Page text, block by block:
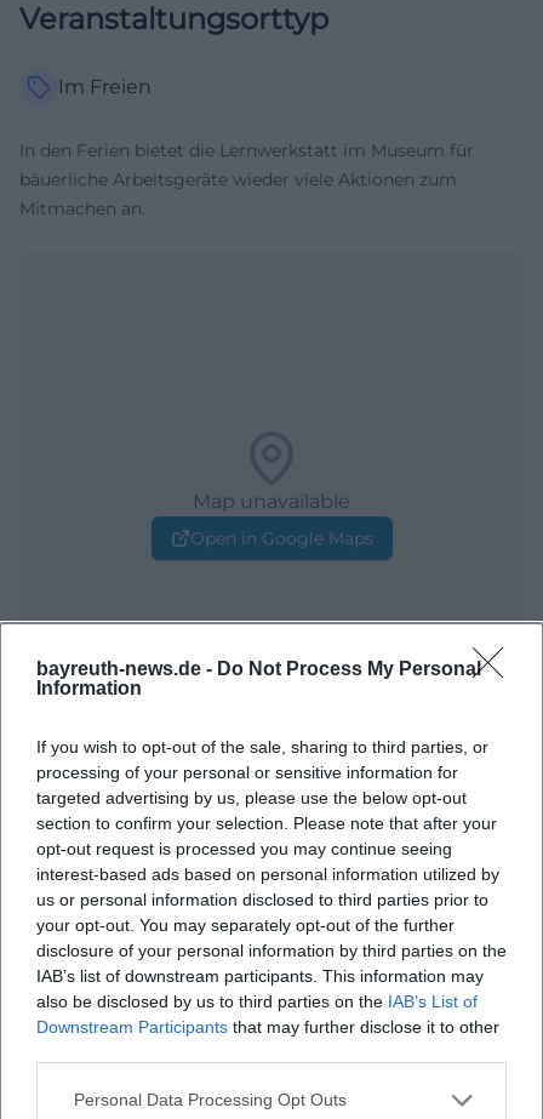
bayreuth-news.de - Do Not Process My Personal
Information
If you wish to opt-out of the sale, sharing to third parties, or
processing of your personal or sensitive information for
targeted advertising by us, please use the below opt-out
section to confirm your selection. Please note that after your
opt-out request is processed you may continue seeing
interest-based ads based on personal information utilized by
us or personal information disclosed to third parties prior to
your opt-out. You may separately opt-out of the further
disclosure of your personal information by third parties on the
IAB’s list of downstream participants. This information may
also be disclosed by us to third parties on the IAB’s List of
Downstream Participants that may further disclose it to other
Personal Data Processing Opt Outs
Veranstaltungsorttyp
Im Freien
In den Ferien bietet die Lernwerkstatt im Museum für
bäuerliche Arbeitsgeräte wieder viele Aktionen zum
Mitmachen an.
Map unavailable
Open in Google Maps